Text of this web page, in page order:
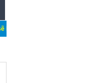
nghiệm trong lãnh vực